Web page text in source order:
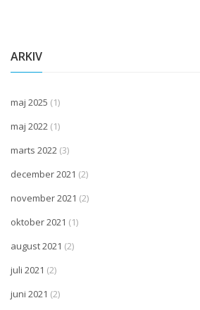
ARKIV
maj 2025 (1)
maj 2022 (1)
marts 2022 (3)
december 2021 (2)
november 2021 (2)
oktober 2021 (1)
august 2021 (2)
juli 2021 (2)
juni 2021 (2)